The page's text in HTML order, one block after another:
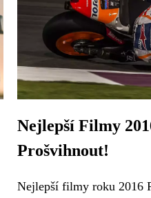
Nejlepší Filmy
Prošvihnout!
Nejlepší filmy roku 2016